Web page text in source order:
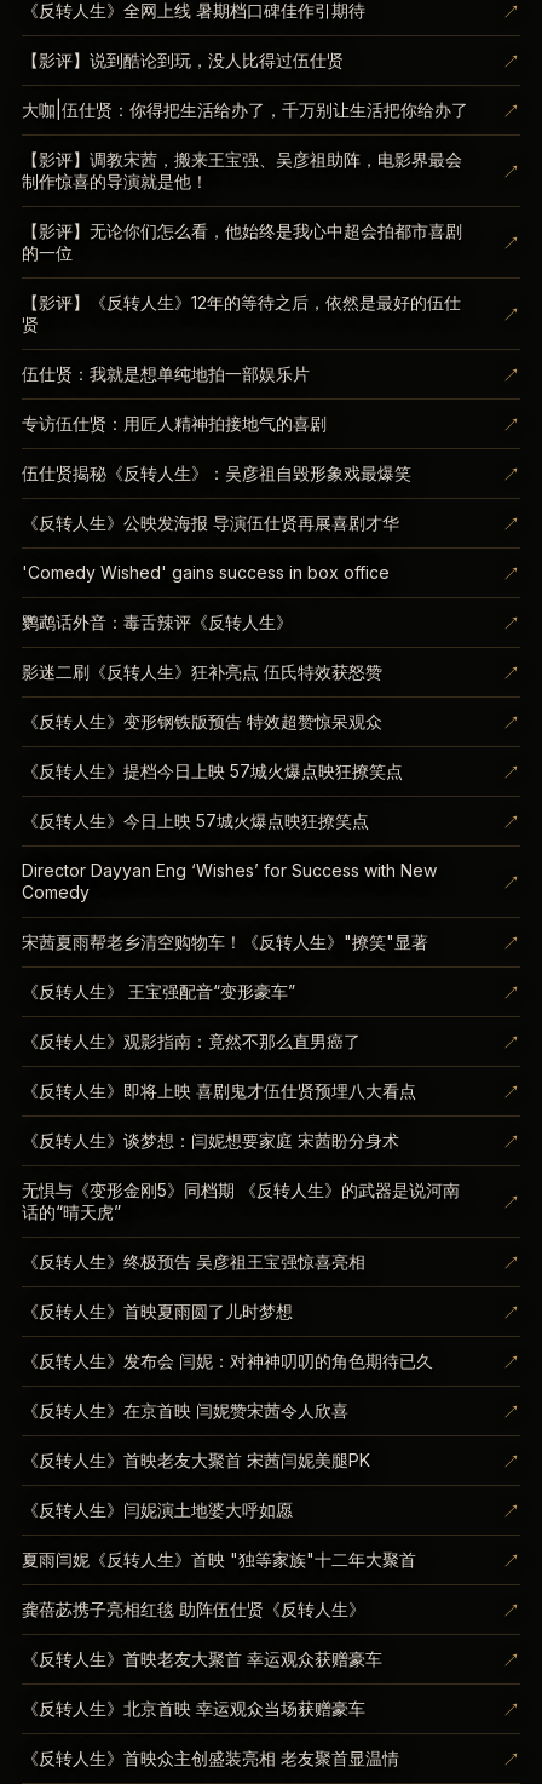
《反转人生》全网上线 暑期档口碑佳作引期待 ↗
【影评】说到酷论到玩，没人比得过伍仕贤 ↗
大咖|伍仕贤：你得把生活给办了，千万别让生活把你给办了 ↗
【影评】调教宋茜，搬来王宝强、吴彦祖助阵，电影界最会
制作惊喜的导演就是他！
↗
【影评】无论你们怎么看，他始终是我心中超会拍都市喜剧
的一位
↗
【影评】《反转人生》12年的等待之后，依然是最好的伍仕
贤
↗
伍仕贤：我就是想单纯地拍一部娱乐片 ↗
专访伍仕贤：用匠人精神拍接地气的喜剧 ↗
伍仕贤揭秘《反转人生》：吴彦祖自毁形象戏最爆笑 ↗
《反转人生》公映发海报 导演伍仕贤再展喜剧才华 ↗
'Comedy Wished' gains success in box office ↗
鹦鹉话外音：毒舌辣评《反转人生》 ↗
影迷二刷《反转人生》狂补亮点 伍氏特效获怒赞 ↗
《反转人生》变形钢铁版预告 特效超赞惊呆观众 ↗
《反转人生》提档今日上映 57城火爆点映狂撩笑点 ↗
《反转人生》今日上映 57城火爆点映狂撩笑点 ↗
Director Dayyan Eng ‘Wishes’ for Success with New
Comedy
↗
宋茜夏雨帮老乡清空购物车！《反转人生》"撩笑"显著 ↗
《反转人生》 王宝强配音“变形豪车” ↗
《反转人生》观影指南：竟然不那么直男癌了 ↗
《反转人生》即将上映 喜剧鬼才伍仕贤预埋八大看点 ↗
《反转人生》谈梦想：闫妮想要家庭 宋茜盼分身术 ↗
无惧与《变形金刚5》同档期 《反转人生》的武器是说河南
话的“晴天虎”
↗
《反转人生》终极预告 吴彦祖王宝强惊喜亮相 ↗
《反转人生》首映夏雨圆了儿时梦想 ↗
《反转人生》发布会 闫妮：对神神叨叨的角色期待已久 ↗
《反转人生》在京首映 闫妮赞宋茜令人欣喜 ↗
《反转人生》首映老友大聚首 宋茜闫妮美腿PK ↗
《反转人生》闫妮演土地婆大呼如愿 ↗
夏雨闫妮《反转人生》首映 "独等家族"十二年大聚首 ↗
龚蓓苾携子亮相红毯 助阵伍仕贤《反转人生》 ↗
《反转人生》首映老友大聚首 幸运观众获赠豪车 ↗
《反转人生》北京首映 幸运观众当场获赠豪车 ↗
《反转人生》首映众主创盛装亮相 老友聚首显温情 ↗